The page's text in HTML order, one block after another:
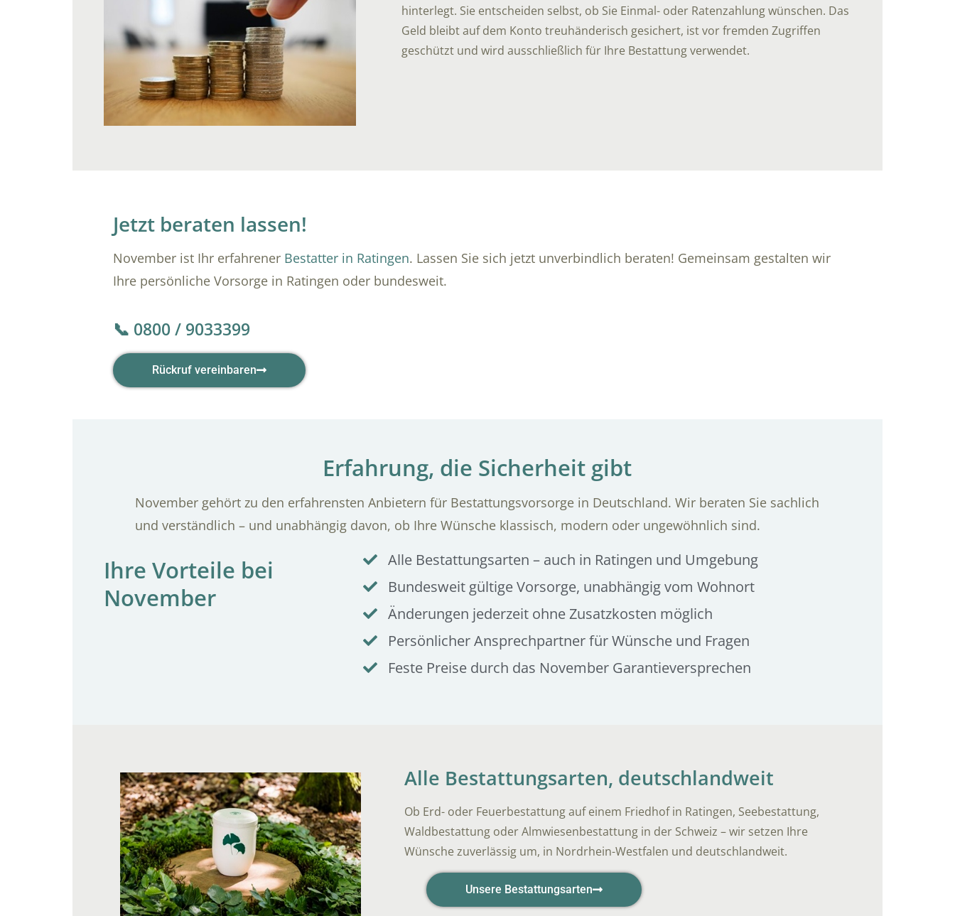
hinterlegt. Sie entscheiden selbst, ob Sie Einmal- oder Ratenzahlung wünschen. Das
Geld bleibt auf dem Konto treuhänderisch gesichert, ist vor fremden Zugriffen
geschützt und wird ausschließlich für Ihre Bestattung verwendet.
Jetzt beraten lassen!
November ist Ihr erfahrener Bestatter in Ratingen. Lassen Sie sich jetzt unverbindlich beraten! Gemeinsam gestalten wir
Ihre persönliche Vorsorge in Ratingen oder bundesweit.
📞 0800 / 9033399
Rückruf vereinbaren
Erfahrung, die Sicherheit gibt
November gehört zu den erfahrensten Anbietern für Bestattungsvorsorge in Deutschland. Wir beraten Sie sachlich
und verständlich – und unabhängig davon, ob Ihre Wünsche klassisch, modern oder ungewöhnlich sind.
Ihre Vorteile bei
November
Alle Bestattungsarten – auch in Ratingen und Umgebung
Bundesweit gültige Vorsorge, unabhängig vom Wohnort
Änderungen jederzeit ohne Zusatzkosten möglich
Persönlicher Ansprechpartner für Wünsche und Fragen
Feste Preise durch das November Garantieversprechen
Alle Bestattungsarten, deutschlandweit
Ob Erd- oder Feuerbestattung auf einem Friedhof in Ratingen, Seebestattung,
Waldbestattung oder Almwiesenbestattung in der Schweiz – wir setzen Ihre
Wünsche zuverlässig um, in Nordrhein-Westfalen und deutschlandweit.
Unsere Bestattungsarten